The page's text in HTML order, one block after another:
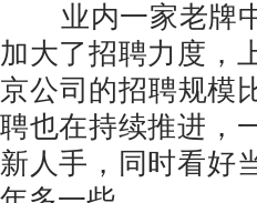
业内一家老牌中
加大了招聘力度，
京公司的招聘规模
聘也在持续推进，
新人手，同时看好